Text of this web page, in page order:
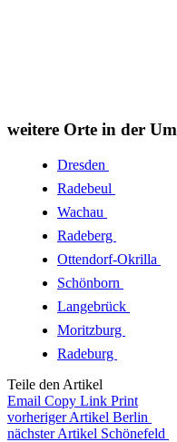
weitere Orte in der
Dresden
Radebeul
Wachau
Radeberg
Ottendorf-Okrilla
Schönborn
Langebrück
Moritzburg
Radeburg
Teile den Artikel
Email Copy Link Print
vorheriger Artikel Berlin
nächster Artikel Schönefeld